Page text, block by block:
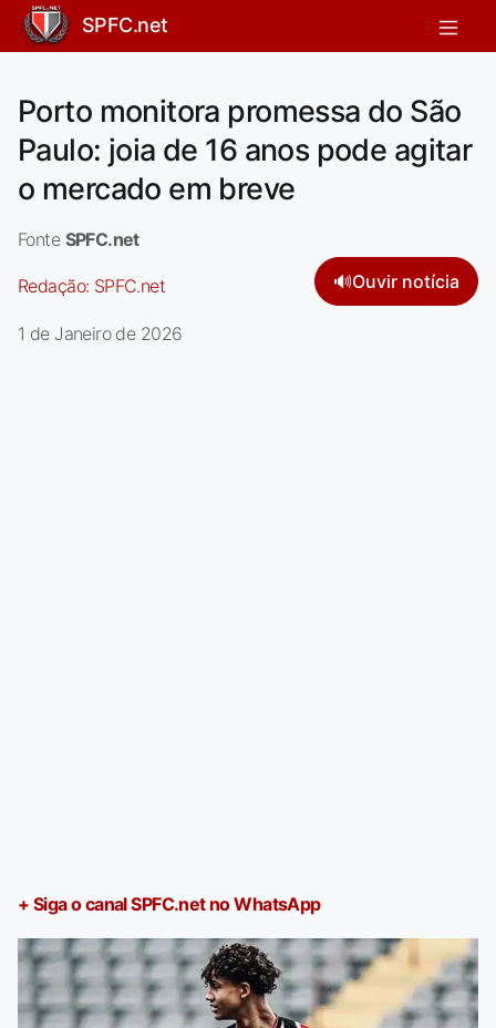
SPFC.net
Porto monitora promessa do São
Paulo: joia de 16 anos pode agitar
o mercado em breve
Fonte SPFC.net
Redação: SPFC.net 🔊Ouvir notícia
1 de Janeiro de 2026
+ Siga o canal SPFC.net no WhatsApp